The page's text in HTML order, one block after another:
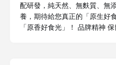
配研發，純天然、無麩質、無
養，期待給您真正的「原生好
「原香好食光」！ 品牌精神